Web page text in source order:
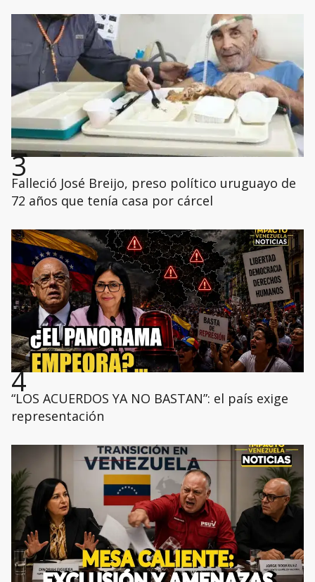
3
Falleció José Breijo, preso político uruguayo de
72 años que tenía casa por cárcel
4
“LOS ACUERDOS YA NO BASTAN”: el país exige
representación